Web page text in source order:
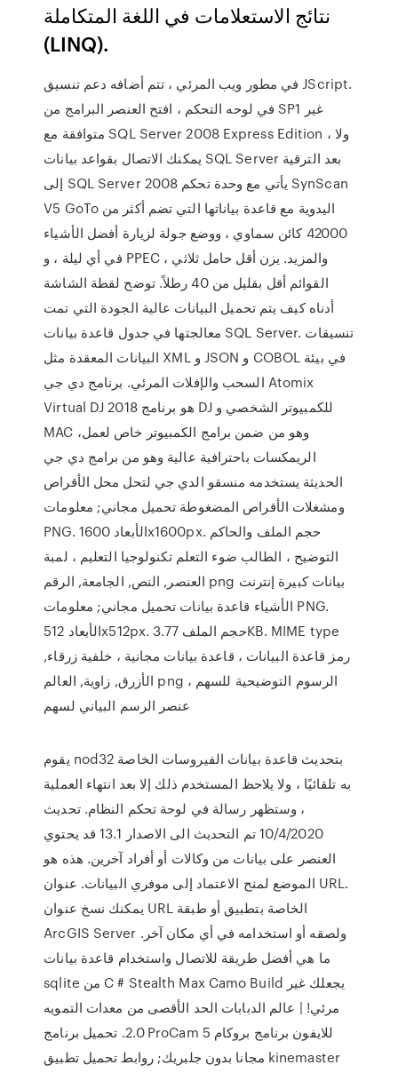
نتائج الاستعلامات في اللغة المتكاملة
(LINQ).
في مطور ويب المرئي ، تتم أضافه دعم تنسيق JScript.
في لوحه التحكم ، افتح العنصر البرامج من SP1 غير
متوافقة مع SQL Server 2008 Express Edition ، ولا
يمكنك الاتصال بقواعد بيانات SQL Server بعد الترقية
إلى SQL Server 2008 يأتي مع وحدة تحكم SynScan
V5 GoTo اليدوية مع قاعدة بياناتها التي تضم أكثر من
42000 كائن سماوي ، ووضع جولة لزيارة أفضل الأشياء
في أي ليلة ، و PPEC ، والمزيد. يزن أقل حامل ثلاثي
القوائم أقل بقليل من 40 رطلاً. توضح لقطة الشاشة
أدناه كيف يتم تحميل البيانات عالية الجودة التي تمت
معالجتها في جدول قاعدة بيانات SQL Server. تنسيقات
البيانات المعقدة مثل XML و JSON و COBOL في بيئة
السحب والإفلات المرئي. برنامج دي جي Atomix
Virtual DJ 2018 هو برنامج DJ للكمبيوتر الشخصي و
MAC ،وهو من ضمن برامج الكمبيوتر خاص لعمل
الريمكسات باحترافية عالية وهو من برامج دي جي
الحديثة يستخدمه منسقو الدي جي لتحل محل الأقراص
ومشغلات الأقراص المضغوطة تحميل مجاني; معلومات
PNG. الأبعاد 1600x1600px. حجم الملف والحاكم
التوضيح ، الطالب ضوء التعلم تكنولوجيا التعليم ، لمبة
العنصر, النص, الجامعة, الرقم png بيانات كبيرة إنترنت
الأشياء قاعدة بيانات تحميل مجاني; معلومات PNG.
الأبعاد 512x512px. حجم الملف 3.77KB. MIME type
رمز قاعدة البيانات ، قاعدة بيانات مجانية ، خلفية زرقاء,
الأزرق, زاوية, العالم png الرسوم التوضيحية للسهم ،
عنصر الرسم البياني لسهم
يقوم nod32 بتحديث قاعدة بيانات الفيروسات الخاصة
به تلقائيًا ، ولا يلاحظ المستخدم ذلك إلا بعد انتهاء العملية
، وستظهر رسالة في لوحة تحكم النظام. تحديث
10/4/2020 تم التحديث الى الاصدار 13.1 قد يحتوي
العنصر على بيانات من وكالات أو أفراد آخرين. هذه هو
الموضع لمنح الاعتماد إلى موفري البيانات. عنوان URL.
يمكنك نسخ عنوان URL الخاصة بتطبيق أو طبقة
ArcGIS Server ولصقه أو استخدامه في أي مكان آخر.
ما هي أفضل طريقة للاتصال واستخدام قاعدة بيانات
sqlite من C # Stealth Max Camo Build يجعلك غير
مرئي! | عالم الدبابات الحد الأقصى من معدات التمويه
2.0. تحميل برنامج ProCam 5 للايفون برنامج بروكام
مجانا بدون جلبريك; روابط تحميل تطبيق kinemaster